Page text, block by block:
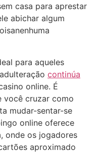
casa para aprestar
abichar algum
para aqueles
continúa
online. É
você cruzar como
mudar-sentar-se
online oferece
onde os jogadores
aproximado